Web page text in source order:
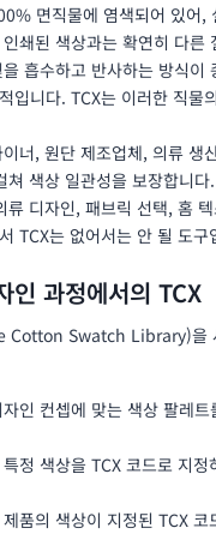
면직물에 염색되어 있어
쇄된 색상과는 확연히 다른
흡수하고 반사하는 방식
입니다. TCX는 이러한 직
너, 원단 제조업체, 의류 생
색상 일관성을 보장합니다.
류 디자인, 패브릭 선택, 홈
TCX는 없어서는 안 될 도구
인 과정에서의 TCX
Cotton Swatch Library)을
인 컨셉에 맞는 색상 팔레
정 색상을 TCX 코드로 지
품의 색상이 지정된 TCX